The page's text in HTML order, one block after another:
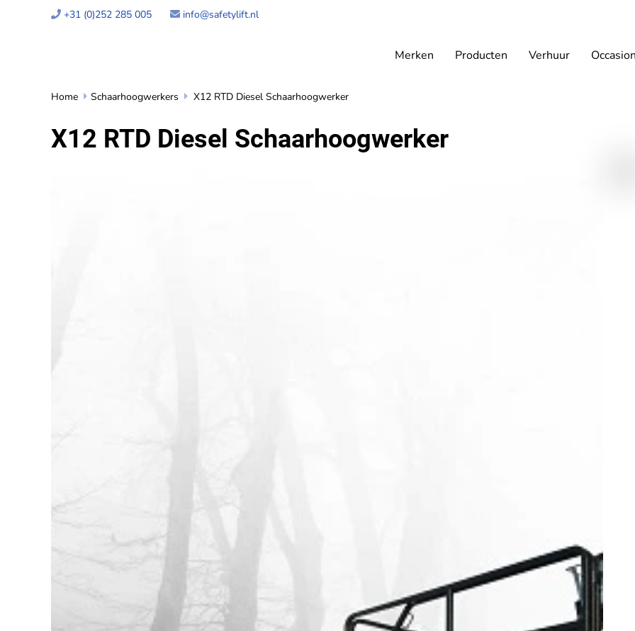
 +31 (0)252 285 005  info@safetylift.nl
Merken Producten Verhuur
Home  Schaarhoogwerkers  X12 RTD Diesel Schaarhoogwerker
X12 RTD Diesel Schaarhoogwerker